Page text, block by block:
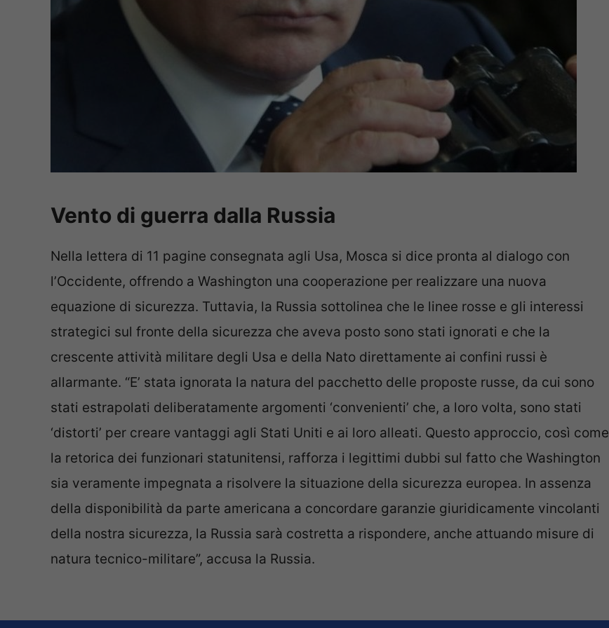
Vento di guerra dalla Russia
Nella lettera di 11 pagine consegnata agli Usa, Mosca si dice pronta al dialogo con
l’Occidente, offrendo a Washington una cooperazione per realizzare una nuova
equazione di sicurezza. Tuttavia, la Russia sottolinea che le linee rosse e gli interessi
strategici sul fronte della sicurezza che aveva posto sono stati ignorati e che la
crescente attività militare degli Usa e della Nato direttamente ai confini russi è
allarmante. “E’ stata ignorata la natura del pacchetto delle proposte russe, da cui sono
stati estrapolati deliberatamente argomenti ‘convenienti’ che, a loro volta, sono stati
‘distorti’ per creare vantaggi agli Stati Uniti e ai loro alleati. Questo approccio, così come
la retorica dei funzionari statunitensi, rafforza i legittimi dubbi sul fatto che Washington
sia veramente impegnata a risolvere la situazione della sicurezza europea. In assenza
della disponibilità da parte americana a concordare garanzie giuridicamente vincolanti
della nostra sicurezza, la Russia sarà costretta a rispondere, anche attuando misure di
natura tecnico-militare”, accusa la Russia.